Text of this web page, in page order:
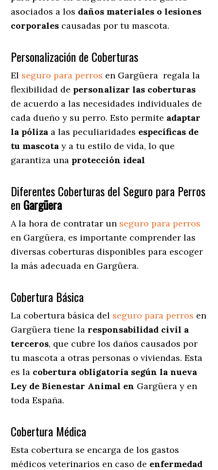
asociados a los daños materiales o lesiones
corporales causadas por tu mascota.
Personalización de Coberturas
El seguro para perros en Gargüera regala la
flexibilidad de personalizar las coberturas
de acuerdo a las necesidades individuales de
cada dueño y su perro. Esto permite adaptar
la póliza a las peculiaridades específicas de
tu mascota y a tu estilo de vida, lo que
garantiza una protección ideal
Diferentes Coberturas del Seguro para Perros
en Gargüera
A la hora de contratar un seguro para perros
en Gargüera, es importante comprender las
diversas coberturas disponibles para escoger
la más adecuada en Gargüera.
Cobertura Básica
La cobertura básica del seguro para perros en
Gargüera tiene la responsabilidad civil a
terceros, que cubre los daños causados por
tu mascota a otras personas o viviendas. Esta
es la cobertura obligatoria según la nueva
Ley de Bienestar Animal en Gargüera y en
toda España.
Cobertura Médica
Esta cobertura se encarga de los gastos
médicos veterinarios en caso de enfermedad